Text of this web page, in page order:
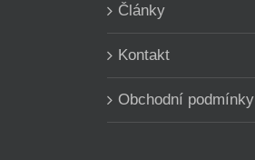
Články
Kontakt
Obchodní podmínky